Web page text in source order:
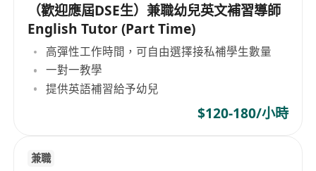
（歡迎應屆DSE生）兼職幼兒英文補習導師
English Tutor (Part Time)
高彈性工作時間，可自由選擇接私補學生數量
一對一教學
提供英語補習給予幼兒
$120-180/小時
兼職